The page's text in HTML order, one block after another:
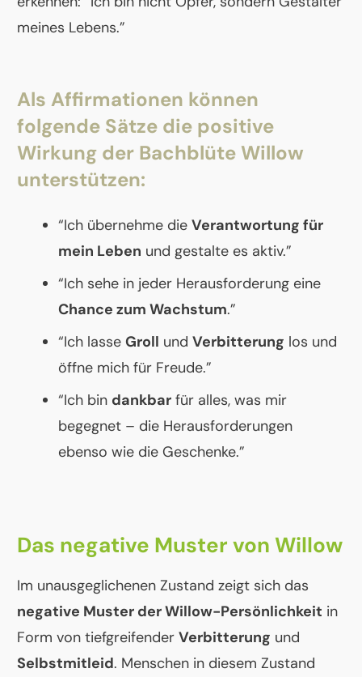
meines Lebens.”
Als Affirmationen können
folgende Sätze die positive
Wirkung der Bachblüte Willow
unterstützen:
“Ich übernehme die Verantwortung für
mein Leben und gestalte es aktiv.”
“Ich sehe in jeder Herausforderung eine
Chance zum Wachstum.”
“Ich lasse Groll und Verbitterung los und
öffne mich für Freude.”
“Ich bin dankbar für alles, was mir
begegnet – die Herausforderungen
ebenso wie die Geschenke.”
Das negative Muster von Willow
Im unausgeglichenen Zustand zeigt sich das
negative Muster der Willow-Persönlichkeit in
Form von tiefgreifender Verbitterung und
Selbstmitleid. Menschen in diesem Zustand